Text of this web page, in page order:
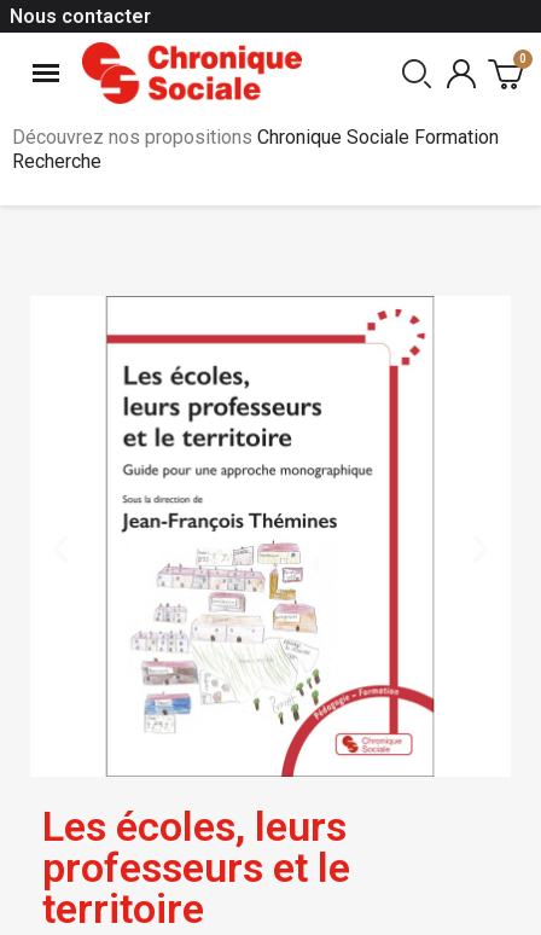
Nous contacter
Découvrez nos propositions Chronique Sociale Formation
Recherche
Les écoles, leurs
professeurs et le
territoire